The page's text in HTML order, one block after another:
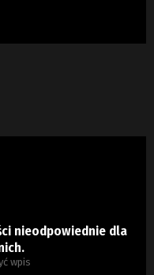
nieodpowiednie dla
wpis